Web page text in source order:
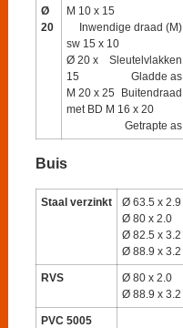
Ø
20
M 10 x 15
Inwendige draad (M)
sw 15 x 10
Sleutelvlakken
Ø 20 x
15
Gladde as
M 20 x 25
Buitendraad
met BD M 16 x 20
Getrapte as
Buis
Staal verzinkt
Ø 63.5 x 2.9
Ø 80 x 2.0
Ø 82.5 x 3.2
Ø 88.9 x 3.2
RVS
Ø 80 x 2.0
Ø 88.9 x 3.2
PVC 5005